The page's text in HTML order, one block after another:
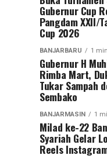
Gubernur Cup
Pangdam XXII/
Cup 2026
BANJARBARU 1
Gubernur H
Rimba Mart,
Tukar Sampah
Sembako
BANJARMASIN 1
Milad ke-22
Syariah Gelar
Reels